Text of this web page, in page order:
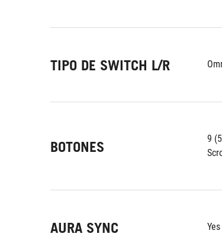
TIPO DE SWITCH L/R
BOTONES
9
AURA SYNC Yes